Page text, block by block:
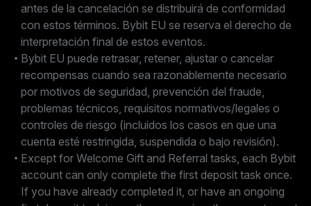
antes de la cancelación se distribuirá de conformidad
con estos términos. Bybit EU se reserva el derecho de
interpretación final de estos eventos.
Bybit EU puede retrasar, retener, ajustar o cancelar
recompensas cuando sea razonablemente necesario
por motivos de seguridad, prevención del fraude,
problemas técnicos, requisitos normativos/legales o
controles de riesgo (incluidos los casos en que una
cuenta esté restringida, suspendida o bajo revisión).
Except for Welcome Gift and Referral tasks, each Bybit
account can only complete the first deposit task once.
If you have already completed it, or have an ongoing